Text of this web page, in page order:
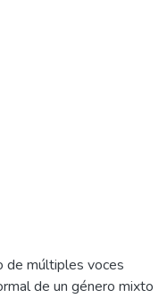
de múltiples voces
de un género mixto